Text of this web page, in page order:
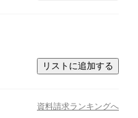
リストに追加する
資料請求ランキングへ